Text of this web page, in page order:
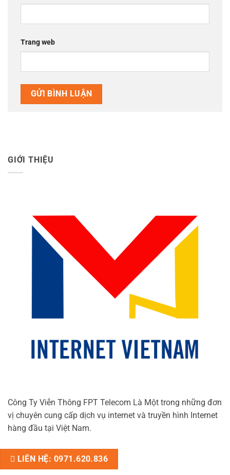
Trang web
GIỚI THIỆU
Công Ty Viễn Thông FPT Telecom Là Một trong những đơn
vị chuyên cung cấp dịch vụ internet và truyền hình Internet
hàng đầu tại Việt Nam.
LIÊN HỆ: 0971.620.836